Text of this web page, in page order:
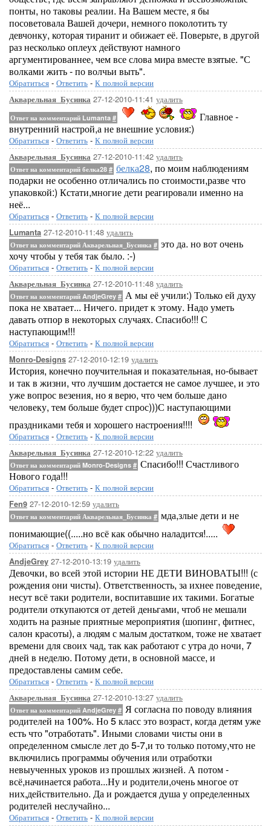
понты, но таковы реалии. На Вашем месте, я бы
посоветовала Вашей дочери, немного поколотить ту
девчонку, которая тиранит и обижает её. Поверьте, в другой
раз несколько оплеух действуют намного
аргументированнее, чем все слова мира вместе взятые. "С
волками жить - по волчьи выть".
Обратиться - Ответить - К полной версии
Акварельная_Бусинка 27-12-2010-11:41 удалить
Ответ на комментарий Lumanta #
Главное -
внутренний настрой,а не внешние условия:)
Обратиться - Ответить - К полной версии
Акварельная_Бусинка 27-12-2010-11:42 удалить
Ответ на комментарий белка28 # белка28, по моим наблюдениям
подарки не особенно отличались по стоимости,разве что
упаковкой:) Кстати,многие дети реагировали именно на
неё...
Обратиться - Ответить - К полной версии
Lumanta 27-12-2010-11:48 удалить
Ответ на комментарий Акварельная_Бусинка # это да. но вот очень
хочу чтобы у тебя так было. :-)
Обратиться - Ответить - К полной версии
Акварельная_Бусинка 27-12-2010-11:48 удалить
Ответ на комментарий AndjeGrey # А мы её учили:) Только ей духу
пока не хватает... Ничего. придет к этому. Надо уметь
давать отпор в некоторых случаях. Спасибо!!! С
наступающим!!!
Обратиться - Ответить - К полной версии
Monro-Designs 27-12-2010-12:19 удалить
История, конечно поучительная и показательная, но-бывает
и так в жизни, что лучшим достается не самое лучшее, и это
уже вопрос везения, но я верю, что чем больше дано
человеку, тем больше будет спрос)))С наступающими
праздниками тебя и хорошего настроения!!!!
Обратиться - Ответить - К полной версии
Акварельная_Бусинка 27-12-2010-12:22 удалить
Ответ на комментарий Monro-Designs # Спасибо!!! Счастливого
Нового года!!!
Обратиться - Ответить - К полной версии
Fen9 27-12-2010-12:59 удалить
Ответ на комментарий Акварельная_Бусинка # мда,злые дети и не
понимающие((.....но всё как обычно наладится!.....
Обратиться - Ответить - К полной версии
AndjeGrey 27-12-2010-13:19 удалить
Девочки, во всей этой истории НЕ ДЕТИ ВИНОВАТЫ!!! (с
рождения они чисты). Ответственность, за ихнее поведение,
несут всё таки родители, воспитавшие их такими. Богатые
родители откупаются от детей деньгами, чтоб не мешали
ходить на разные приятные мероприятия (шопинг, фитнес,
салон красоты), а людям с малым достатком, тоже не хватает
времени для своих чад, так как работают с утра до ночи, 7
дней в неделю. Потому дети, в основной массе, и
предоставлены самим себе.
Обратиться - Ответить - К полной версии
Акварельная_Бусинка 27-12-2010-13:27 удалить
Ответ на комментарий AndjeGrey # Я согласна по поводу влияния
родителей на 100%. Но 5 класс это возраст, когда детям уже
есть что "отработать". Иными словами чисты они в
определенном смысле лет до 5-7,и то только потому,что не
включились программы обучения или отработки
невыученных уроков из прошлых жизней. А потом -
всё,начинается работа...Ну и родители,очень многое от
них,действительно. Да и рождается душа у определенных
родителей неслучайно...
Обратиться - Ответить - К полной версии